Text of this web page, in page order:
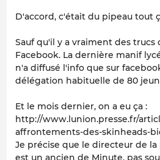
D'accord, c'était du pipeau tout
Sauf qu'il y a vraiment des trucs
Facebook. La dernière manif
n'a diffusé l'info que sur
délégation habituelle de 80
Et le mois dernier, on a eu ça :
http://www.lunion.presse.fr/
affrontements-des-skinheads-
Je précise que le directeur de
est un ancien de Minute, pas